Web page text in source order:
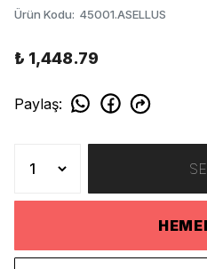
Ürün Kodu: 45001.ASELLUS
₺ 1,448.79
Paylaş: